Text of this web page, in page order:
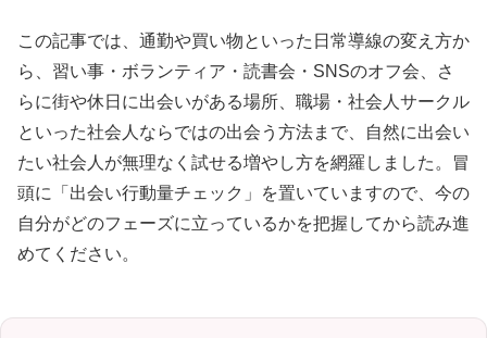
この記事では、通勤や買い物といった日常導線の変え方か
ら、習い事・ボランティア・読書会・SNSのオフ会、さ
らに街や休日に出会いがある場所、職場・社会人サークル
といった社会人ならではの出会う方法まで、自然に出会い
たい社会人が無理なく試せる増やし方を網羅しました。冒
頭に「出会い行動量チェック」を置いていますので、今の
自分がどのフェーズに立っているかを把握してから読み進
めてください。